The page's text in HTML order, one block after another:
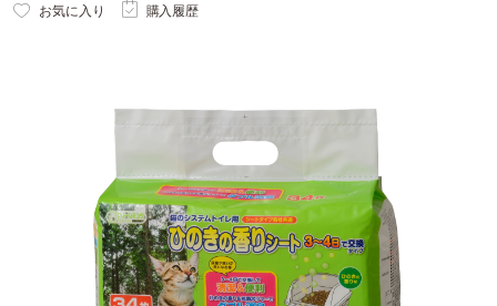
お気に入り 購入履歴